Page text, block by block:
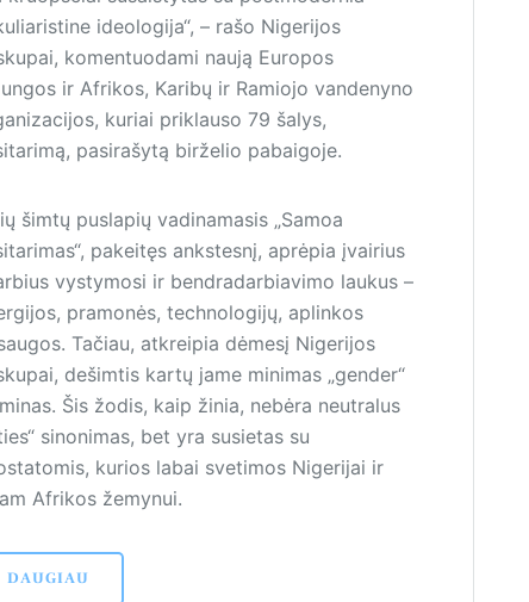
ideologija“, – rašo Nigerijos
komentuodami naują Europos
ir Afrikos, Karibų ir Ramiojo vandenyno
kuriai priklauso 79 šalys,
pasirašytą birželio pabaigoje.
šimtų puslapių vadinamasis „Samoa
pakeitęs ankstesnį, aprėpia įvairius
vystymosi ir bendradarbiavimo laukus –
pramonės, technologijų, aplinkos
Ta­čiau, atkreipia dėmesį Nigerijos
dešimtis kartų jame minimas „gender“
Šis žodis, kaip žinia, nebėra neutralus
sinonimas, bet yra susietas su
kurios labai svetimos Nigerijai ir
Afrikos žemynui.
DAUGIAU